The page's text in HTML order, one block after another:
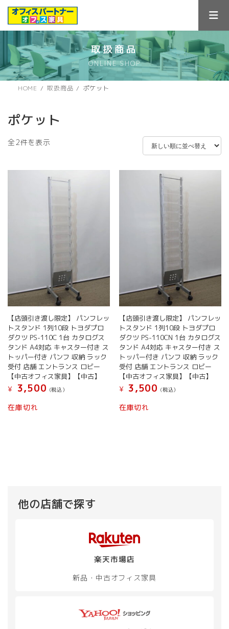
ス
キ
ン
に
取扱商品
ONLINE SHOP
HOME 取扱商品 ポケット
ポケット
全2件を表示
順
【店頭引き渡し限定】 パンフレッ
トスタンド 1列10段 トヨダプロ
ダクツ PS-110C 1台 カタログス
タンド A4対応 キャスター付き ス
トッパー付き パンフ 収納 ラック
受付 店舗 エントランス ロビー
【中古オフィス家具】【中古】
¥
3,500 (税込）
在庫切れ
【店頭引き渡し限定】 パンフレッ
トスタンド 1列10段 トヨダプロ
ダクツ PS-110CN 1台 カタログス
タンド A4対応 キャスター付き ス
トッパー付き パンフ 収納 ラック
受付 店舗 エントランス ロビー
【中古オフィス家具】【中古】
¥
3,500 (税込）
在庫切れ
他の店舗で探す
楽天市場店
新品・中古オフィス家具